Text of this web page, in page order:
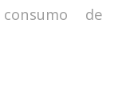
de